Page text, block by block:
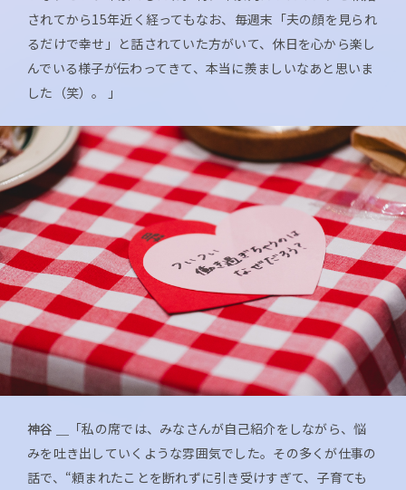
されてから15年近く経ってもなお、毎週末「夫の顔を見られ
るだけで幸せ」と話されていた方がいて、休日を心から楽し
んでいる様子が伝わってきて、本当に羨ましいなあと思いま
した（笑）。 」
神谷 ＿
「私の席では、みなさんが自己紹介をしながら、悩
みを吐き出していくような雰囲気でした。その多くが仕事の
話で、“頼まれたことを断れずに引き受けすぎて、子育ても